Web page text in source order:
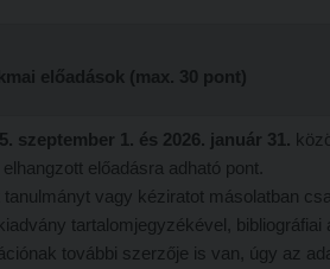
megelőző ismeretek hallgatók részére
előadások (max. 30 pont)
szeptember 1. és 2026. január 31.
előadásra adható pont.
tanulmányt vagy kéziratot másolatban
tartalomjegyzékével, bibliográfiai
további szerzője is van, úgy az